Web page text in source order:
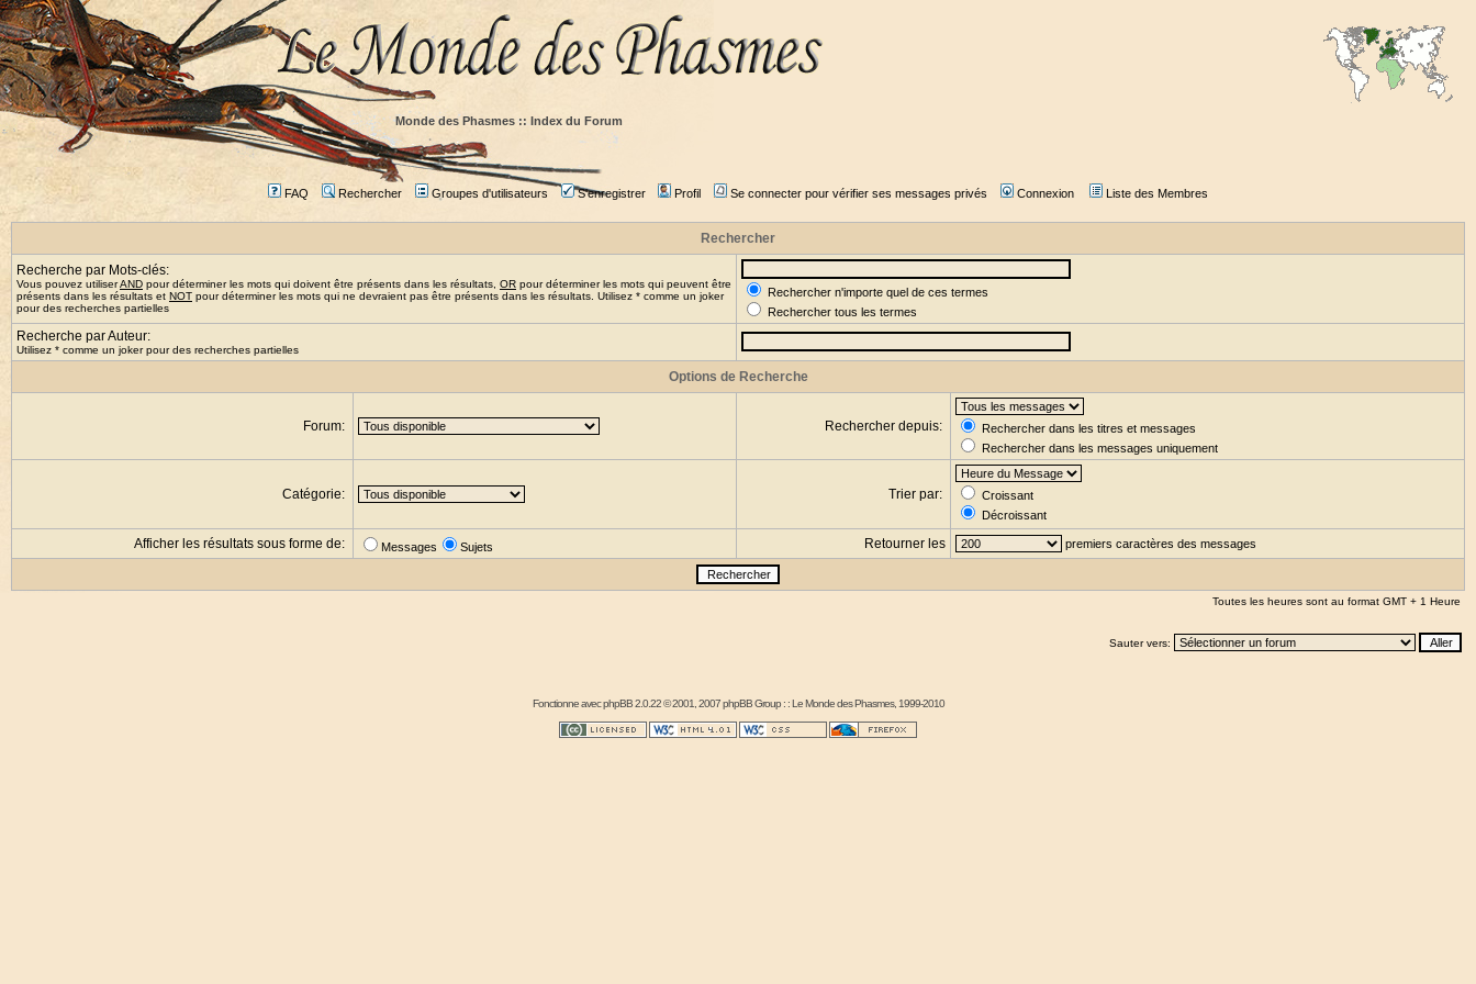
Monde des Phasmes :: Index du Forum
FAQ Rechercher Groupes d'utilisateurs S'enregistrer Profil Se connecter pour vérifier ses messages privés Connexion Liste des Membres
Rechercher
Recherche par Mots-clés:
Vous pouvez utiliserAND pour déterminer les mots qui doivent être présents dans les résultats, OR pour déterminer les mots qui peuvent être
présents dans les résultats et NOT pour déterminer les mots qui ne devraient pas être présents dans les résultats. Utilisez * comme un joker
pour des recherches partielles
Rechercher n'importe quel de ces termes
Rechercher tous les termes
Recherche par Auteur:
Utilisez * comme un joker pour des recherches partielles
Options de Recherche
Forum: Rechercher depuis:
Rechercher dans les titres et messages
Rechercher dans les messages uniquement
Catégorie: Trier par:
Croissant
Décroissant
Afficher les résultats sous forme de: Messages Sujets Retourner les premiers caractères des messages
Toutes les heures sont au format GMT + 1 Heure
Sauter vers:
Fonctionne avecphpBB2.0.22 © 2001, 2007 phpBB Group : :Le Monde des Phasmes, 1999-2010